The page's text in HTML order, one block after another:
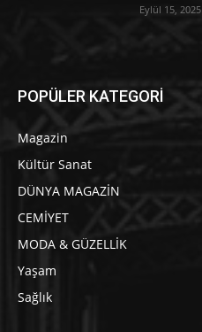
Eylül 15, 2025
POPÜLER KATEGORİ
Magazin
Kültür Sanat
DÜNYA MAGAZİN
CEMİYET
MODA & GÜZELLİK
Yaşam
Sağlık